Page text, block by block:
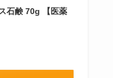
石鹸 70g 【医薬